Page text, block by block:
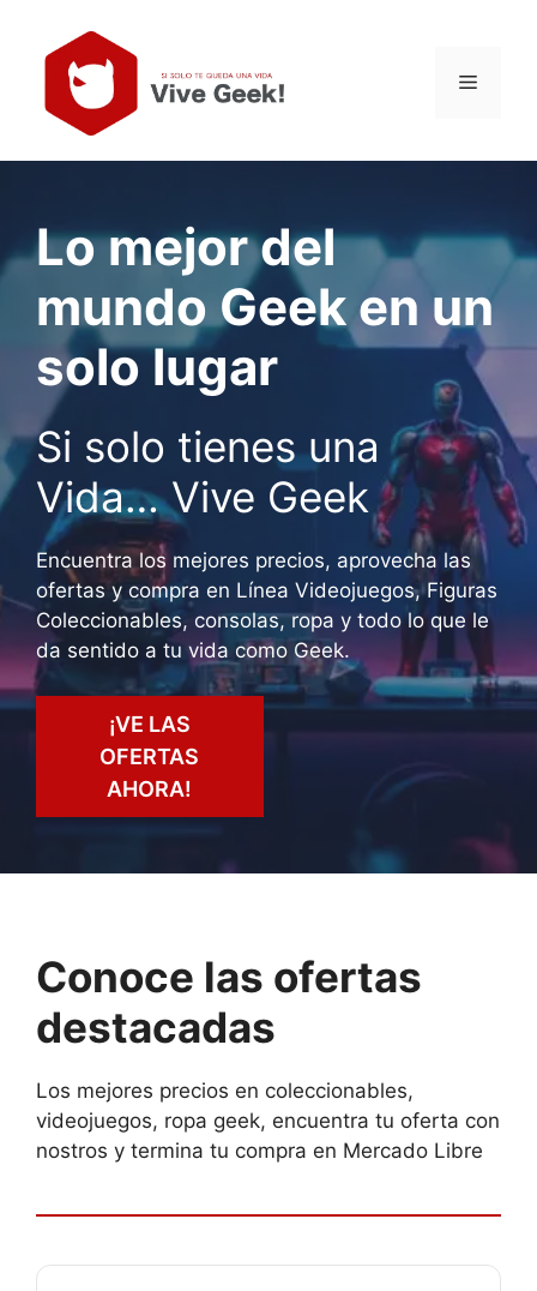
content
Menu
Lo mejor del
mundo Geek en un
solo lugar
Si solo tienes una
Vida… Vive Geek
Encuentra los mejores precios, aprovecha las
ofertas y compra en Línea Videojuegos, Figuras
Coleccionables, consolas, ropa y todo lo que le
da sentido a tu vida como Geek.
¡VE LAS
OFERTAS
AHORA!
Conoce las ofertas
destacadas
Los mejores precios en coleccionables,
videojuegos, ropa geek, encuentra tu oferta con
nostros y termina tu compra en Mercado Libre